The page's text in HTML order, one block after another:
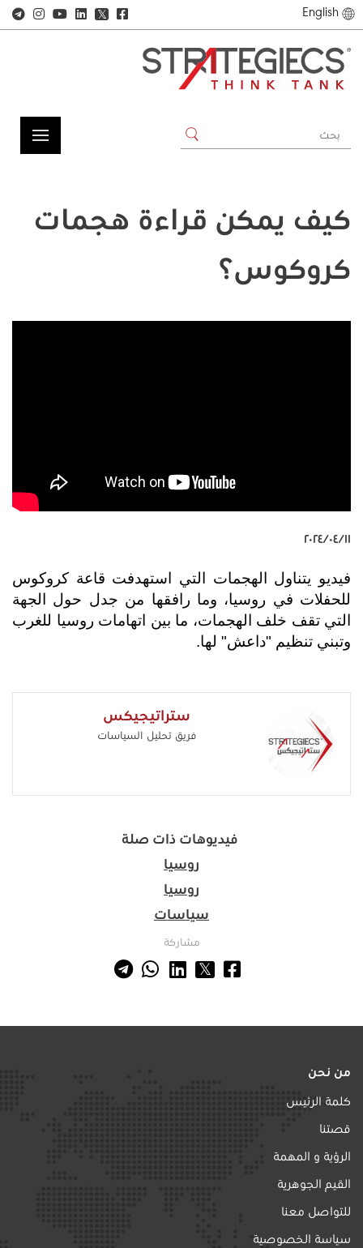
English
𝕏
كيف يمكن قراءة هجمات
كروكوس؟
١١‏/٠٤‏/٢٠٢٤
فيديو يتناول الهجمات التي استهدفت قاعة كروكوس
للحفلات في روسيا، وما رافقها من جدل حول الجهة
التي تقف خلف الهجمات، ما بين اتهامات روسيا للغرب
وتبني تنظيم "داعش" لها.
ستراتيجيكس
فريق تحليل السياسات
فيديوهات ذات صلة
روسيا
روسيا
سياسات
مشاركة
من نحن
كلمة الرئيس
قصتنا
الرؤية و المهمة
القيم الجوهرية
للتواصل معنا
سياسة الخصوصية